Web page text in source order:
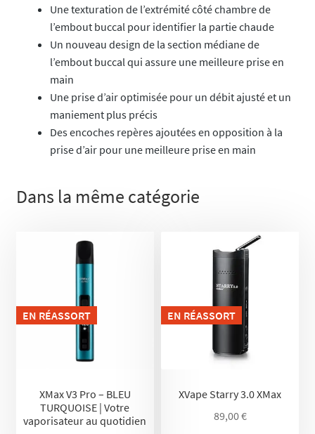
Une texturation de l’extrémité côté chambre de
l’embout buccal pour identifier la partie chaude
Un nouveau design de la section médiane de
l’embout buccal qui assure une meilleure prise en
main
Une prise d’air optimisée pour un débit ajusté et un
maniement plus précis
Des encoches repères ajoutées en opposition à la
prise d’air pour une meilleure prise en main
Dans la même catégorie
EN RÉASSORT
XMax V3 Pro – BLEU
TURQUOISE | Votre
vaporisateur au quotidien
EN RÉASSORT
XVape Starry 3.0 XMax
89,00€